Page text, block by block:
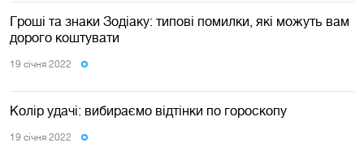
Гроші та знаки Зодіаку: типові помилки, які можуть вам
дорого коштувати
19 сiчня 2022
Колір удачі: вибираємо відтінки по гороскопу
19 сiчня 2022